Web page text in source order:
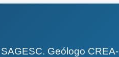
Geólogo CREA-